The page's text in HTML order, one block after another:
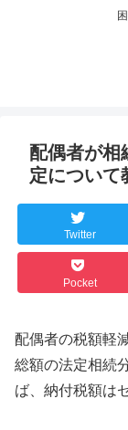
配偶者が相
定について
Twitter
Pocket
配偶者の税額軽
総額の法定相続
ば、納付税額は